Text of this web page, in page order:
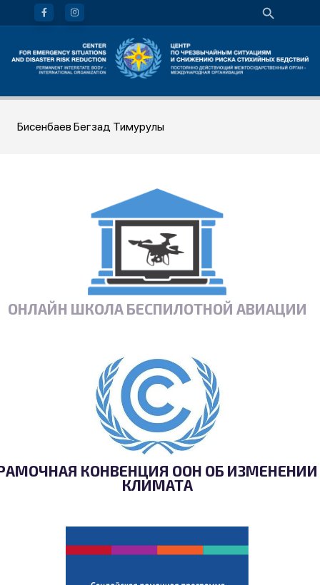
Бисенбаев Бегзад Тимурулы
ОНЛАЙН ШКОЛА БЕСПИЛОТНОЙ АВИАЦИИ
КОНВЕНЦИЯ ООН ОБ ИЗМЕНЕНИИ
КЛИМАТА